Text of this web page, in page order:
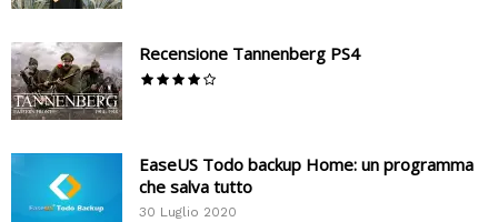
Recensione Tannenberg PS4
EaseUS Todo backup Home: un programma
che salva tutto
30 Luglio 2020